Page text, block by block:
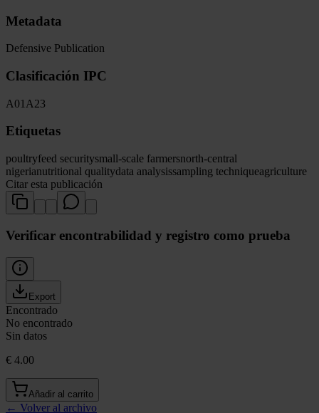
Metadata
Defensive Publication
Clasificación IPC
A01 A23
Etiquetas
poultryfeed securitysmall-scale farmersnorth-central
nigerianutritional qualitydata analysissampling techniqueagriculture
Citar esta publicación
Verificar encontrabilidad y registro como prueba
Export
Encontrado
No encontrado
Sin datos
€ 4.00
Añadir al carrito
← Volver al archivo